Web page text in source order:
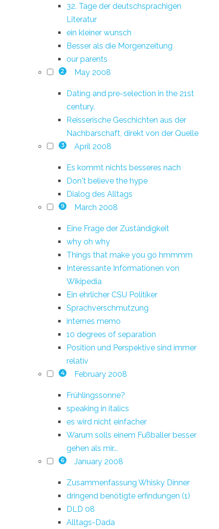
32. Tage der deutschsprachigen
Literatur
ein kleiner wunsch
Besser als die Morgenzeitung
our parents
2 May 2008
Dating and pre-selection in the 21st
century.
Reisserische Geschichten aus der
Nachbarschaft, direkt von der Quelle
3 April 2008
Es kommt nichts besseres nach
Don't believe the hype
Dialog des Alltags
9 March 2008
Eine Frage der Zuständigkeit
why oh why
Things that make you go hmmmm
Interessante Informationen von
Wikipedia
Ein ehrlicher CSU Politiker
Sprachverschmutzung
internes memo
10 degrees of separation
Position und Perspektive sind immer
relativ
4 February 2008
Frühlingssonne?
speaking in italics
es wird nicht einfacher
Warum solls einem Fußballer besser
gehen als mir...
6 January 2008
Zusammenfassung Whisky Dinner
dringend benötigte erfindungen (1)
DLD 08
Alltags-Dada